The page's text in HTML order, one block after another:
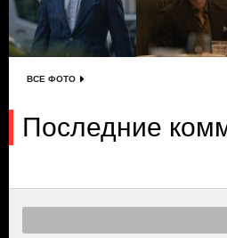
ВСЕ ФОТО
Последние